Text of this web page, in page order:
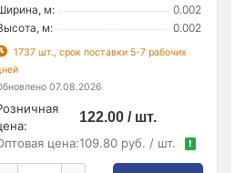
м:
0.002
м:
0.002
1737 шт., срок поставки 5-7 рабочих
07.08.2026
122.00 / шт.
цена:109.80 руб. / шт. !